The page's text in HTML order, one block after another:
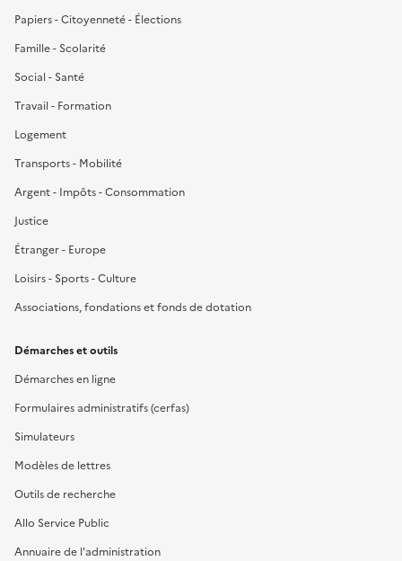
Papiers - Citoyenneté - Élections
Famille - Scolarité
Social - Santé
Travail - Formation
Logement
Transports - Mobilité
Argent - Impôts - Consommation
Justice
Étranger - Europe
Loisirs - Sports - Culture
Associations, fondations et fonds de dotation
Démarches et outils
Démarches en ligne
Formulaires administratifs (cerfas)
Simulateurs
Modèles de lettres
Outils de recherche
Allo Service Public
Annuaire de l'administration